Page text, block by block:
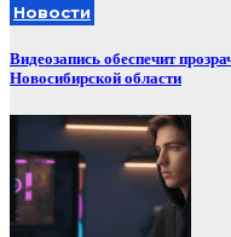
Новости
Видеозапись обеспечит
Новосибирской области